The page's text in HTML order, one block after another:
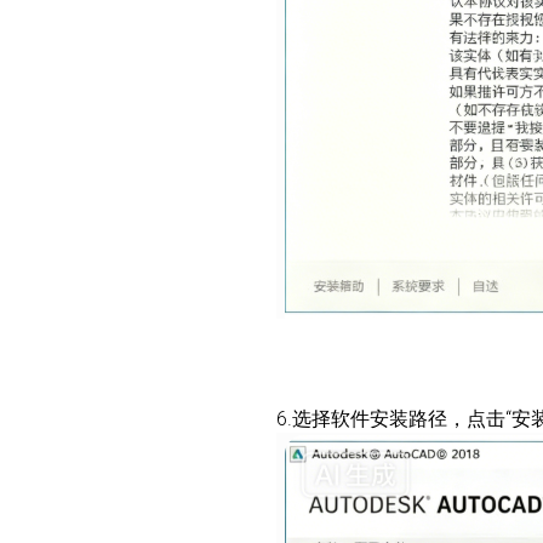
6.选择软件安装路径，点击“安